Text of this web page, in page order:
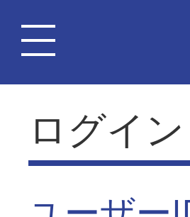
ログイン